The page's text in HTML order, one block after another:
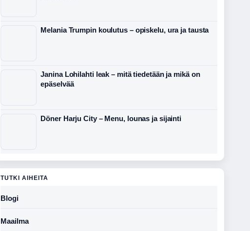
Melania Trumpin koulutus – opiskelu, ura ja tausta
Janina Lohilahti leak – mitä tiedetään ja mikä on
epäselvää
Döner Harju City – Menu, lounas ja sijainti
TUTKI AIHEITA
Blogi
Maailma